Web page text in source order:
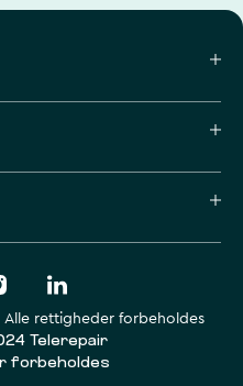
rettigheder forbeholdes
Telerepair
forbeholdes